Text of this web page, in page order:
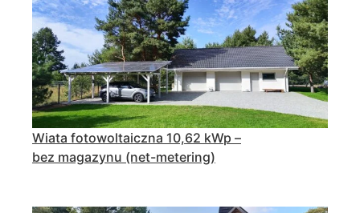
Wiata fotowoltaiczna 10,62 kWp –
bez magazynu (net-metering)